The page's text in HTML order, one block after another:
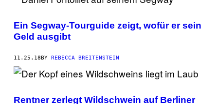
Ein Segway-Tourguide zeigt, wofür er sein
Geld ausgibt
11.25.18 BY REBECCA BREITENSTEIN
Rentner zerlegt Wildschwein auf Berliner